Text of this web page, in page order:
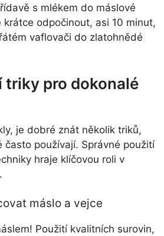
s mlékem do máslové
krátce odpočinout, asi 10 minut,
vaflovači do zlatohnědé
triky pro dokonalé
je dobré znát několik triků,
často používají. Správné použití
hraje klíčovou roli v
máslo a vejce
Použití kvalitních surovin,